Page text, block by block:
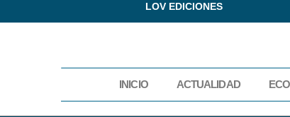
LOV EDICIONES
INICIO ACTUALIDAD